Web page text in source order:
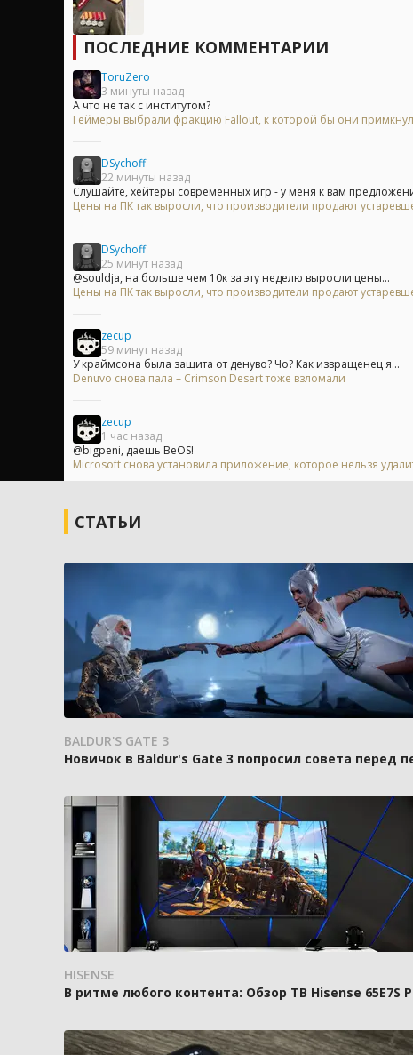
ПОСЛЕДНИЕ КОММЕНТАРИИ
ToruZero
3 минуты назад
А что не так с институтом?
Геймеры выбрали фракцию Fallout, к которой бы они
DSychoff
22 минуты назад
Слушайте, хейтеры современных игр - у меня к вам
Цены на ПК так выросли, что производители продают
DSychoff
25 минут назад
@souldja, на больше чем 10к за эту неделю выросли цены...
Цены на ПК так выросли, что производители продают
zecup
59 минут назад
У краймсона была защита от денуво? Чо? Как извращенец я...
Denuvo снова пала – Crimson Desert тоже взломали
zecup
1 час назад
@bigpeni, даешь BeOS!
Microsoft снова установила приложение, которое нельзя
СТАТЬИ
BALDUR'S GATE 3
Новичок в Baldur's Gate 3 попросил совета перед
HISENSE
В ритме любого контента: Обзор ТВ Hisense 65E7S